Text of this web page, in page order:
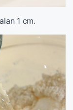
1 cm.